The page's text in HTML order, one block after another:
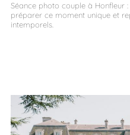
Séance photo couple à Honfleur
préparer ce moment unique et
intemporels.